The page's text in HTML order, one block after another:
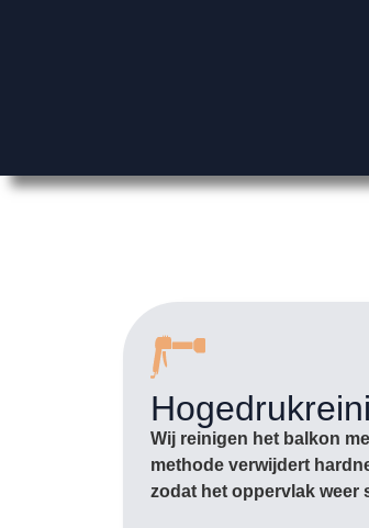
Wij reinigen het balkon
methode verwijdert
zodat het oppervlak weer